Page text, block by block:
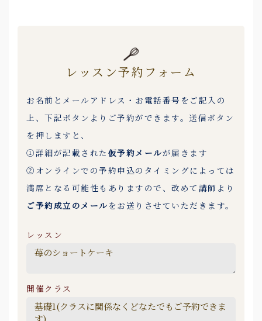
レッスン予約フォーム
お名前とメールアドレス・お電話番号をご記入の
上、下記ボタンよりご予約ができます。送信ボタン
を押しますと、
①詳細が記載された 仮予約メールが届きます
②オンラインでの予約申込のタイミングによっては
満席となる可能性もありますので、改めて講師より
ご予約成立のメール をお送りさせていただきます。
レッスン
開催クラス